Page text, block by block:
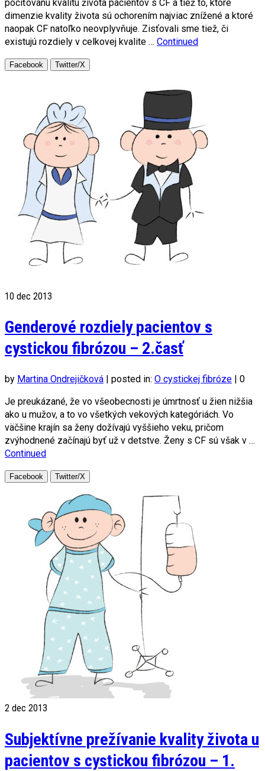
pociťovanú kvalitu života pacientov s CF a tiež to, ktoré
dimenzie kvality života sú ochorením najviac znížené a ktoré
naopak CF natoľko neovplyvňuje. Zisťovali sme tiež, či
existujú rozdiely v celkovej kvalite … Continued
Facebook Twitter/X
10 dec 2013
Genderové rozdiely pacientov s
cystickou fibrózou – 2.časť
by Martina Ondrejičková posted in: O cystickej fibróze
0
Je preukázané, že vo všeobecnosti je úmrtnosť u žien nižšia
ako u mužov, a to vo všetkých vekových kategóriách. Vo
väčšine krajín sa ženy dožívajú vyššieho veku, pričom
zvýhodnené začínajú byť už v detstve. Ženy s CF sú však v …
Continued
Facebook Twitter/X
2 dec 2013
Subjektívne prežívanie kvality života u
pacientov s cystickou fibrózou – 1.